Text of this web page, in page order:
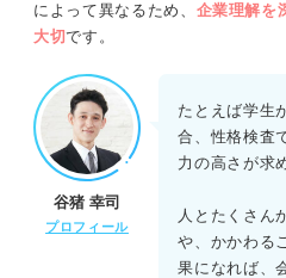
によって異なるため、 企業理解を
大切です。
谷猪 幸司
プロフィール
たとえば学生
合、性格検査
力の高さが求
人とたくさん
や、かかわる
果になれば、